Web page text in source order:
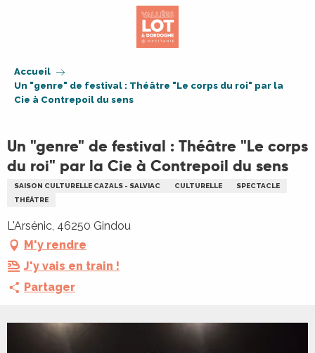
Accueil
Un "genre" de festival : Théâtre "Le corps du roi" par la
Cie à Contrepoil du sens
Un "genre" de festival : Théâtre "Le corps
du roi" par la Cie à Contrepoil du sens
SAISON CULTURELLE CAZALS - SALVIAC CULTURELLE
SPECTACLE
THÉÂTRE
L'Arsénic, 46250 Gindou
M'y rendre
J'y vais en train !
Partager